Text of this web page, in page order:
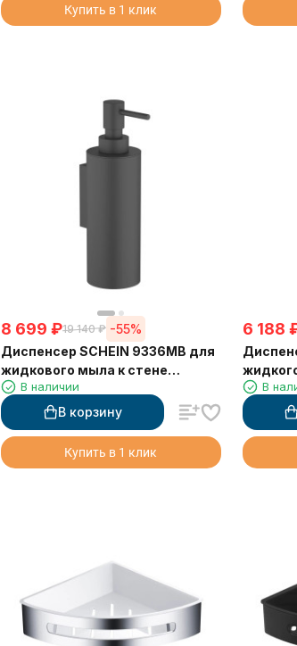
Купить в 1 клик
8 699 ₽19 140 ₽ -55%
Диспенсер SCHEIN 9336MB для
жидкового мыла к стене
черный
В наличии
В корзину
Купить в 1 клик
6 188
хром
В